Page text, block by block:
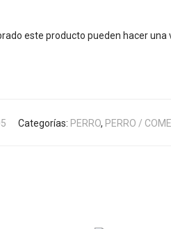
este producto pueden hacer una
Categorías: PERRO, PERRO /